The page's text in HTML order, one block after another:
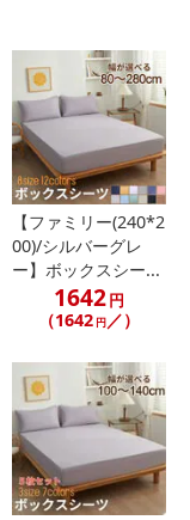
【ファミリー(240*2
00)/シルバーグレ
ー】ボックスシー...
1642円
（1642 円／）